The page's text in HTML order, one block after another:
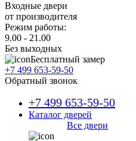
Входные двери
от производителя
Режим работы:
9.00 - 21.00
Без выходных
Бесплатный замер
+7 499 653-59-50
Обратный звонок
+7 499 653-59-50
Каталог дверей
Все двери